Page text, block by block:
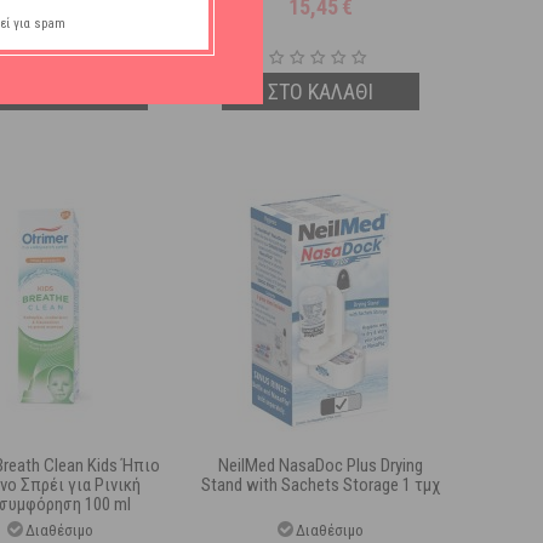
15,45 €
ΣΤΟ ΚΑΛΑΘΙ
Clean Kids Ήπιο
Σπρέι για Ρινική
100 ml
Διαθέσιμο
NeilMed NasaDoc Plus Drying
Stand with Sachets Storage 1 τμχ
Διαθέσιμο
για spam